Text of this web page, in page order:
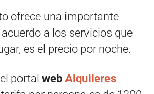
ofrece una importante
a los servicios que
es el precio por noche.
portal web Alquileres